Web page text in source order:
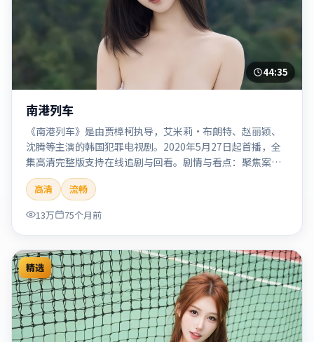
44:35
南港列车
《南港列车》是由贾樟柯执导，艾米莉·布朗特、赵丽颖、
沈腾等主演的韩国犯罪电视剧。2020年5月27日起首播，全
集高清完整版支持在线追剧与回看。剧情与看点：聚焦案件
与人性灰色地带，张力十足，兼具社会观察与戏剧冲突。本
片适合检索「南港列车」「贾樟柯」「犯罪」「韩国」
「2020」「2020-05-27上映」等关键词的影迷阅读简介与主
创信息。
高清
流畅
13万
75个月前
精选